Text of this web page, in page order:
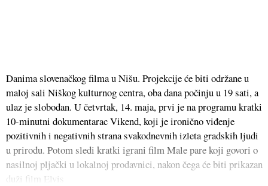
Danima slovenačkog filma u Nišu. Projekcije će biti održane u
maloj sali Niškog kulturnog centra, oba dana počinju u 19 sati, a
ulaz je slobodan. U četvrtak, 14. maja, prvi je na programu kratki
10-minutni dokumentarac Vikend, koji je ironično viđenje
pozitivnih i negativnih strana svakodnevnih izleta gradskih ljudi
u prirodu. Potom sledi kratki igrani film Male pare koji govori o
nasilnoj pljački u lokalnoj prodavnici, nakon čega će biti prikazan
duži film Elvis